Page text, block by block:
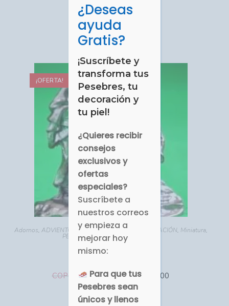
COP $ 20,000.00
Comprar
¡OFERTA!
Adornos, ADVIENTO - NAVIDAD,HOGAR - DECORACIÓN, Miniatura,
PESEBRES MINIATURAS
MN-007 Pesebre Bulto
COP $ 35,600.00 COP $32,000.00
Comprar
¿Deseas
ayuda
Gratis?
¡Suscríbete y
transforma tus
Pesebres, tu
decoración y
tu piel!
¿Quieres recibir
consejos
exclusivos y
ofertas
especiales?
Suscríbete a
nuestros correos
y empieza a
mejorar hoy
mismo:
Para que tus
Pesebres sean
únicos y llenos